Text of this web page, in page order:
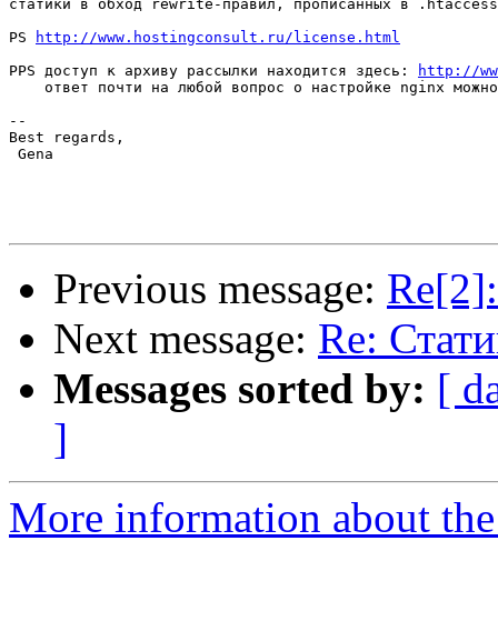
статики в обход rewrite-правил, прописанных в
PS
http://www.hostingconsult.ru/license.html
PPS доступ к архиву рассылки находится здесь:
http://
ответ почти на любой вопрос о настройке nginx
--
Best regards,
Gena
Previous message:
Next message: Re:
Messages sorted by: [
]
More information about